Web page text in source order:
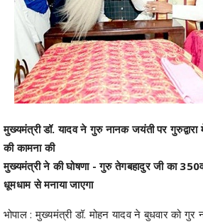
मुख्यमंत्री डॉ. यादव ने गुरु नानक जयंती पर
की कामना की
मुख्यमंत्री ने की घोषणा - गुरु तेगबहादुर जी का
धूमधाम से मनाया जाएगा
भोपाल : मुख्यमंत्री डॉ. मोहन यादव ने बुधवार को